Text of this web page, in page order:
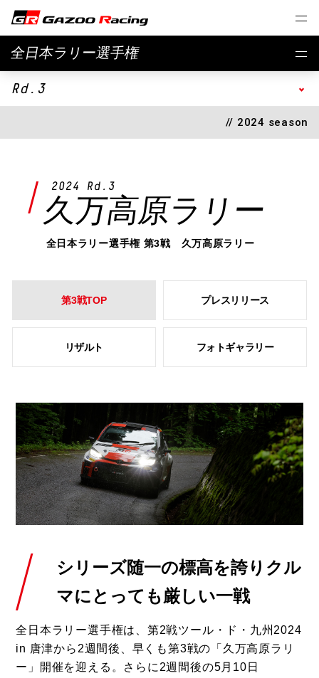
全日本ラリー選手権
// 2024 season
Rd.3
2024 Rd.3
久万高原ラリー
全日本ラリー選手権 第3戦 久万高原ラリー
第3戦TOP プレスリリース
リザルト フォトギャラリー
シリーズ随一の標高を誇り クル
マにとっても厳しい一戦
全日本ラリー選手権は、第2戦ツール・ド・九州2024
in 唐津から2週間後、早くも第3戦の「久万高原ラリ
ー」開催を迎える。さらに2週間後の5月10日